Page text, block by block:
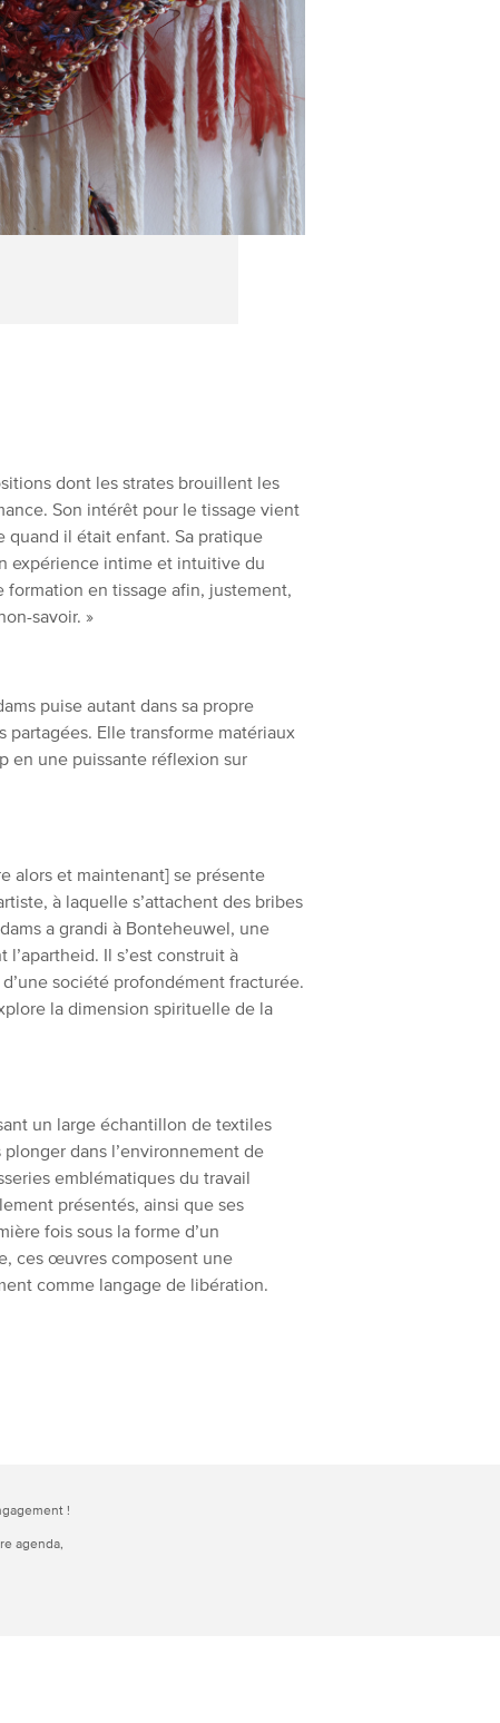
dont les strates brouillent les
Son intérêt pour le tissage vient
quand il était enfant. Sa pratique
expérience intime et intuitive du
formation en tissage afin, justement,
savoir. »
puise autant dans sa propre
Elle transforme matériaux
en une puissante réflexion sur
alors et maintenant] se présente
à laquelle s’attachent des bribes
a grandi à Bonteheuwel, une
Il s’est construit à
société profondément fracturée.
la dimension spirituelle de la
un large échantillon de textiles
plonger dans l’environnement de
emblématiques du travail
présentés, ainsi que ses
fois sous la forme d’un
ces œuvres composent une
comme langage de libération.
!
agenda,